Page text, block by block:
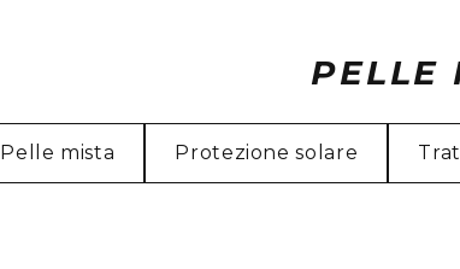
PELLE
Pelle mista Protezione solare